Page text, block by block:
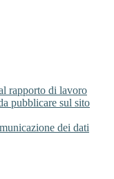
rapporto di lavoro
pubblicare sul sito
dei dati